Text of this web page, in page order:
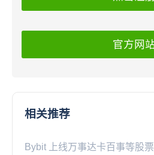
官方网
相关推荐
Bybit 上线万事达卡百事等股